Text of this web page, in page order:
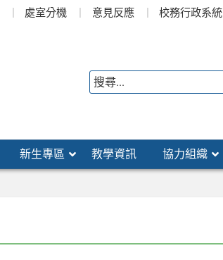
處室分機 意見反應 校務行政系統
新生專區 教學資訊 協力組織